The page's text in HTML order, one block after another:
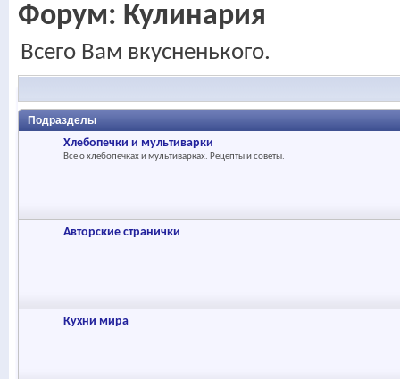
Форум: Кулинария
Всего Вам вкусненького.
Подразделы
Хлебопечки и мультиварки
Все о хлебопечках и мультиварках. Рецепты и советы.
Авторские странички
Кухни мира